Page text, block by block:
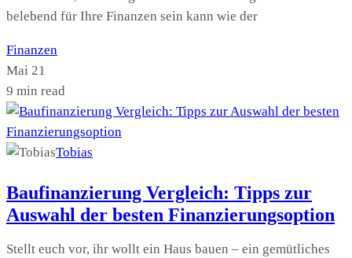
belebend für Ihre Finanzen sein kann wie der
Finanzen
Mai 21
9 min read
Tobias
Baufinanzierung Vergleich: Tipps zur
Auswahl der besten Finanzierungsoption
Stellt euch vor, ihr wollt ein Haus bauen – ein gemütliches